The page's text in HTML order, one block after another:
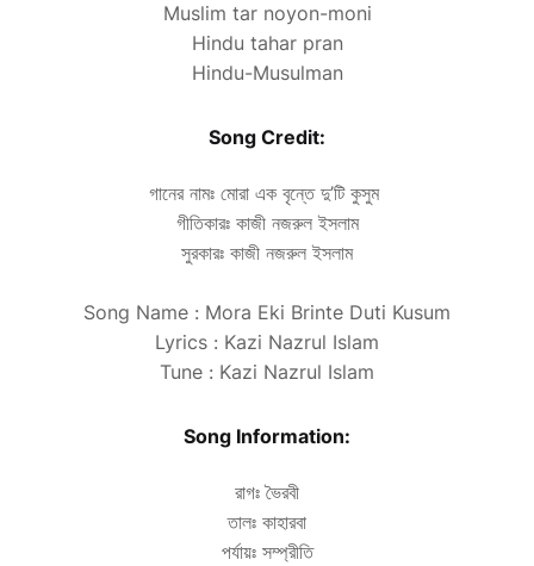
Muslim tar noyon-moni
Hindu tahar pran
Hindu-Musulman
Song Credit:
গানের নামঃ মোরা এক বৃন্তে দু’টি কুসুম
গীতিকারঃ কাজী নজরুল ইসলাম
সুরকারঃ কাজী নজরুল ইসলাম
Song Name : Mora Eki Brinte Duti Kusum
Lyrics : Kazi Nazrul Islam
Tune : Kazi Nazrul Islam
Song Information:
রাগঃ ভৈরবী
তালঃ কাহারবা
পর্যায়ঃ সম্প্রীতি